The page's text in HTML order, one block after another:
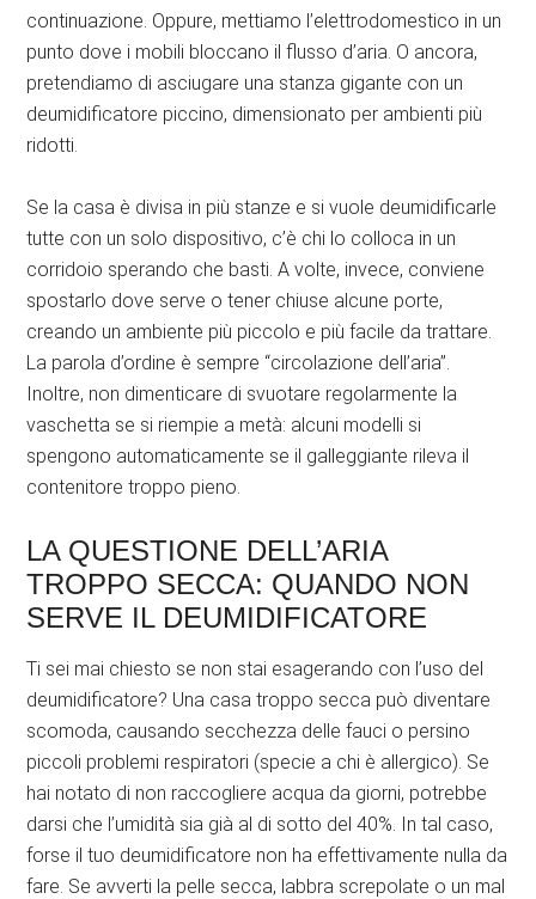
continuazione. Oppure, mettiamo l’elettrodomestico in un
punto dove i mobili bloccano il flusso d’aria. O ancora,
pretendiamo di asciugare una stanza gigante con un
deumidificatore piccino, dimensionato per ambienti più
ridotti.
Se la casa è divisa in più stanze e si vuole deumidificarle
tutte con un solo dispositivo, c’è chi lo colloca in un
corridoio sperando che basti. A volte, invece, conviene
spostarlo dove serve o tener chiuse alcune porte,
creando un ambiente più piccolo e più facile da trattare.
La parola d’ordine è sempre “circolazione dell’aria”.
Inoltre, non dimenticare di svuotare regolarmente la
vaschetta se si riempie a metà: alcuni modelli si
spengono automaticamente se il galleggiante rileva il
contenitore troppo pieno.
LA QUESTIONE DELL’ARIA
TROPPO SECCA: QUANDO NON
SERVE IL DEUMIDIFICATORE
Ti sei mai chiesto se non stai esagerando con l’uso del
deumidificatore? Una casa troppo secca può diventare
scomoda, causando secchezza delle fauci o persino
piccoli problemi respiratori (specie a chi è allergico). Se
hai notato di non raccogliere acqua da giorni, potrebbe
darsi che l’umidità sia già al di sotto del 40%. In tal caso,
forse il tuo deumidificatore non ha effettivamente nulla da
fare. Se avverti la pelle secca, labbra screpolate o un mal